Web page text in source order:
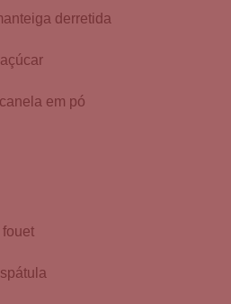
derretida
em pó
fouet